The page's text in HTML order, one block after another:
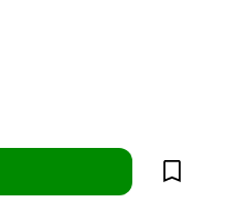
Lägg